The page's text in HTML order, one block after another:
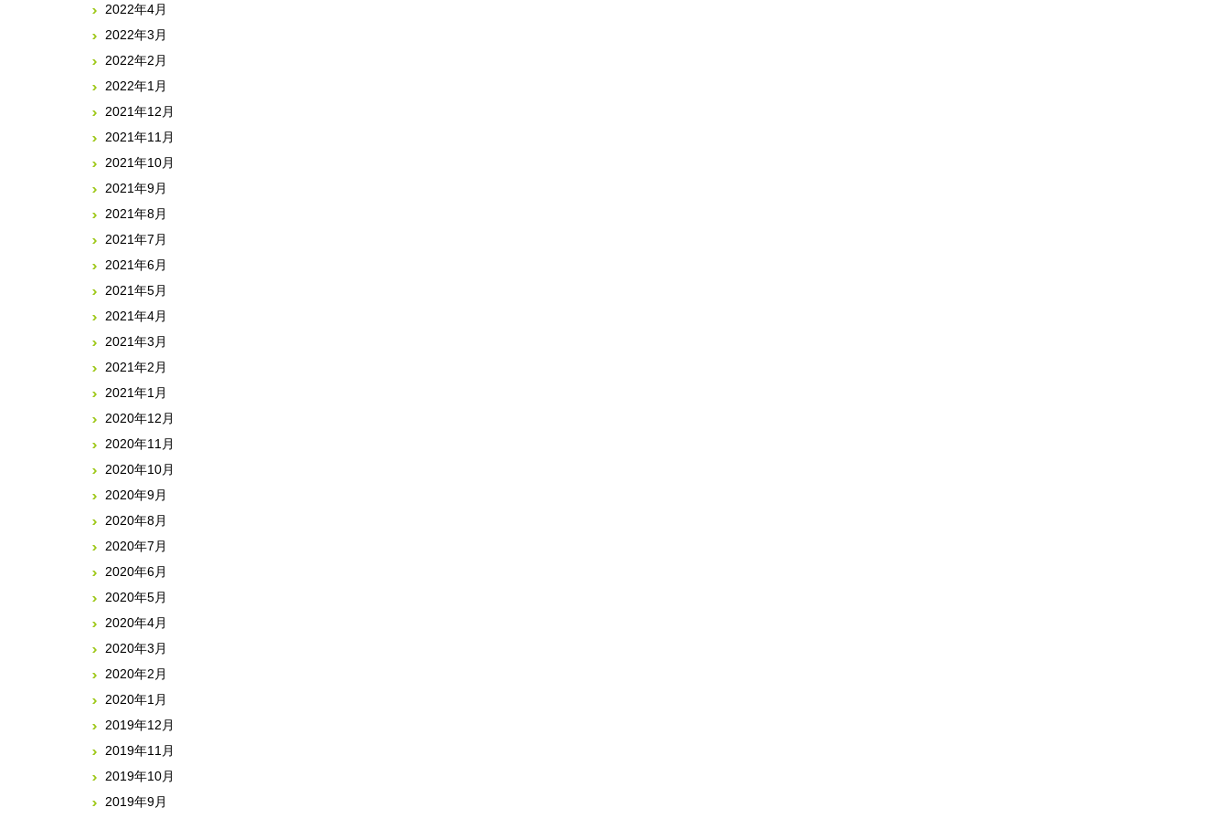
2022年4月
2022年3月
2022年2月
2022年1月
2021年12月
2021年11月
2021年10月
2021年9月
2021年8月
2021年7月
2021年6月
2021年5月
2021年4月
2021年3月
2021年2月
2021年1月
2020年12月
2020年11月
2020年10月
2020年9月
2020年8月
2020年7月
2020年6月
2020年5月
2020年4月
2020年3月
2020年2月
2020年1月
2019年12月
2019年11月
2019年10月
2019年9月